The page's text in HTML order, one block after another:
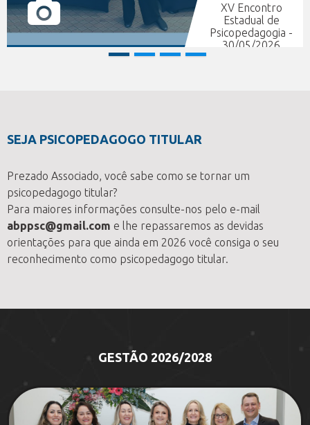
Encontro
de
-
05/2026
SEJA PSICOPEDAGOGO TITULAR
Prezado Associado, você sabe como se tornar um
psicopedagogo titular?
Para maiores informações consulte-nos pelo e-mail
abppsc@gmail.com e lhe repassaremos as devidas
orientações para que ainda em 2026 você consiga o seu
reconhecimento como psicopedagogo titular.
GESTÃO 2026/2028